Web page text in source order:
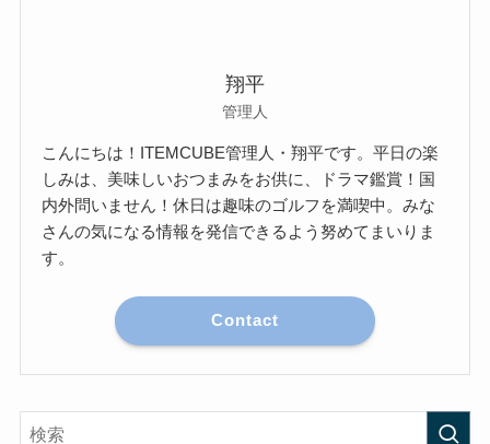
翔平
管理人
こんにちは！ITEMCUBE管理人・翔平です。平日の楽
しみは、美味しいおつまみをお供に、ドラマ鑑賞！国
内外問いません！休日は趣味のゴルフを満喫中。みな
さんの気になる情報を発信できるよう努めてまいりま
す。
Contact